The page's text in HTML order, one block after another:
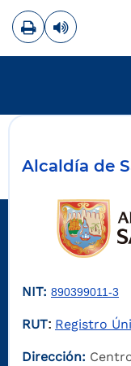
ImprimirLeer
Alcaldía de
NIT: 890399011-3
RUT: Registro
Dirección: